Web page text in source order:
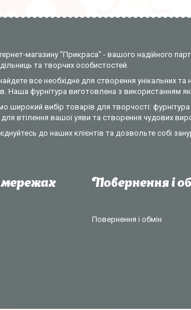
магазину "Прикраса" - вашого надійного
та творчих особистостей.
все необхідне для створення унікальних
Наша фурнітура виготовлена з використанням
широкий вибір товарів для творчості:
втілення вашої уяви та створення чудових
до наших клієнтів та дозвольте собі
мережах Повернення і
Повернення і обмін